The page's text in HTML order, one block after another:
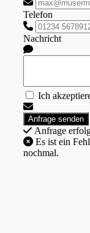
Telefon
Nachricht
Ich
Anfrage
nochmal.